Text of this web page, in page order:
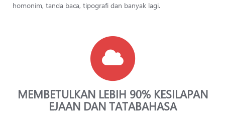
homonim, tanda baca, tipografi dan banyak lagi.
MEMBETULKAN LEBIH 90% KESILAPAN
EJAAN DAN TATABAHASA